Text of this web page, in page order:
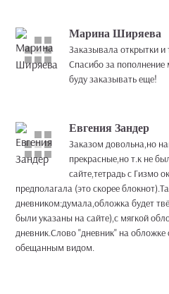
Марина Ширяева
Заказывала открытки и
Спасибо за
буду заказывать еще!
Евгения Зандер
Заказом довольна,но
прекрасные,но т.к не
сайте,тетрадь с Гизмо
предполагала (это скорее
дневником:думала,обложка будет
были указаны на сайте),с мягкой
дневник.Слово "дневник" на обложке
обещанным видом.